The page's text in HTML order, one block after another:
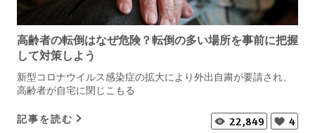
高齢者の転倒はなぜ危険？転倒の多い場所を事前に把握
して対策しよう
新型コロナウイルス感染症の拡大により外出自粛が要請され、
高齢者が自宅に閉じこもる
記事を読む 22,849 4